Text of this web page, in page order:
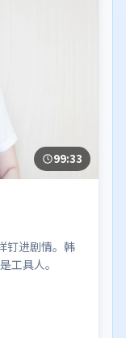
99:33
钉进剧情。韩
工具人。